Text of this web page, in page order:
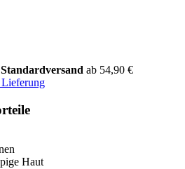
ab 54,90 €
Haut